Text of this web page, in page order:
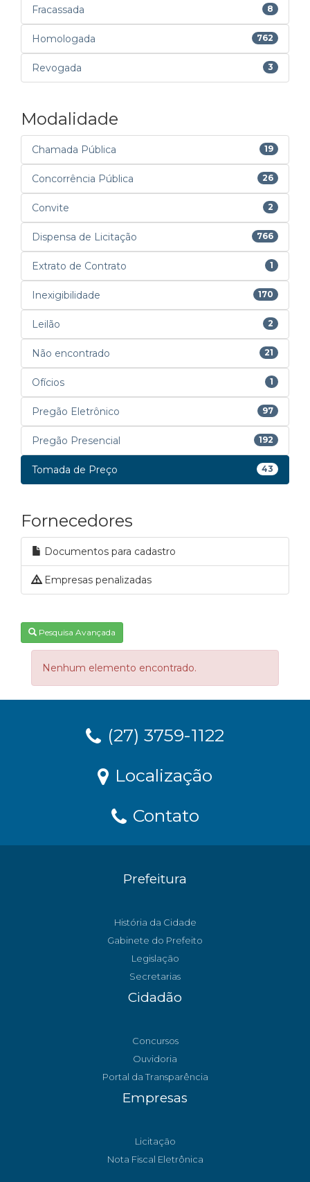
Fracassada 8
Homologada 762
Revogada 3
Modalidade
Chamada Pública 19
Concorrência Pública 26
Convite 2
Dispensa de Licitação 766
Extrato de Contrato 1
Inexigibilidade 170
Leilão 2
Não encontrado 21
Ofícios 1
Pregão Eletrônico 97
Pregão Presencial 192
Tomada de Preço 43
Fornecedores
Documentos para cadastro
Empresas penalizadas
Pesquisa Avançada
Nenhum elemento encontrado.
(27) 3759-1122
Localização
Contato
Prefeitura
História da Cidade
Gabinete do Prefeito
Legislação
Secretarias
Cidadão
Concursos
Ouvidoria
Portal da Transparência
Empresas
Licitação
Nota Fiscal Eletrônica